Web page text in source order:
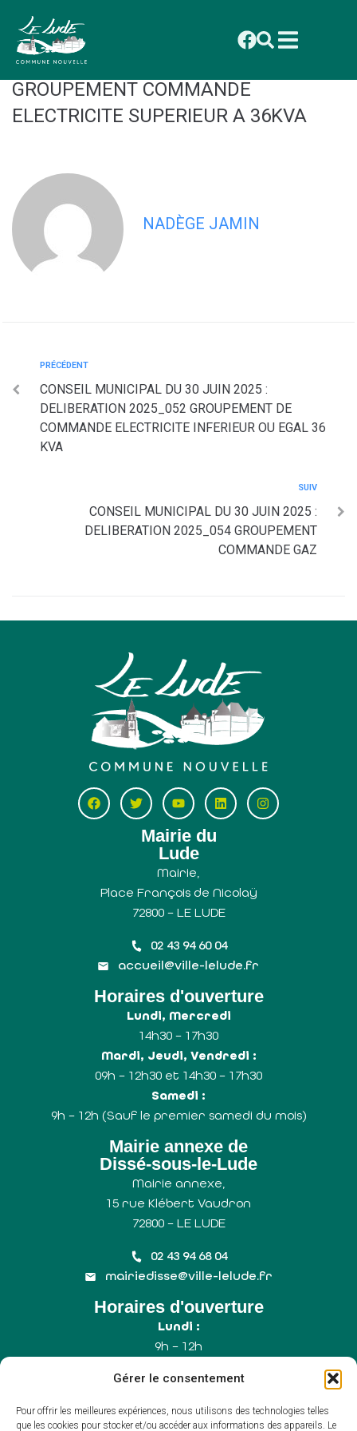
Gérer le consentement
Pour offrir les meilleures expériences, nous utilisons des technologies telles
que les cookies pour stocker et/ou accéder aux informations des appareils. Le
principal
CONSEIL MUNICIPAL DU 30 JUIN 2025
: DELIBERATION 2025_053
GROUPEMENT COMMANDE
ELECTRICITE SUPERIEUR A 36KVA
NADÈGE JAMIN
PRÉCÉDENT
CONSEIL MUNICIPAL DU 30 JUIN 2025 :
DELIBERATION 2025_052 GROUPEMENT DE
COMMANDE ELECTRICITE INFERIEUR OU EGAL 36
KVA
SUIV
CONSEIL MUNICIPAL DU 30 JUIN 2025 :
DELIBERATION 2025_054 GROUPEMENT
COMMANDE GAZ
Mairie du
Lude
Mairie,
Place François de Nicolaÿ
72800 – LE LUDE
02 43 94 60 04
accueil@ville-lelude.fr
Horaires d'ouverture
Lundi, Mercredi
14h30 – 17h30
Mardi, Jeudi, Vendredi :
09h – 12h30 et 14h30 – 17h30
Samedi :
9h – 12h (Sauf le premier samedi du mois)
Mairie annexe de
Dissé-sous-le-Lude
Mairie annexe,
15 rue Klébert Vaudron
72800 – LE LUDE
02 43 94 68 04
mairiedisse@ville-lelude.fr
Horaires d'ouverture
Lundi :
9h – 12h
9h – 12h
Samedi :
9h – 12h (Uniquement le 1er samedi du mois)